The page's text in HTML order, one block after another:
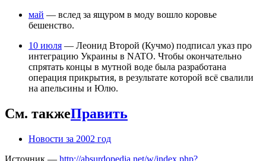
май — вслед за ящуром в моду вошло коровье
бешенство.
10 июля — Леонид Второй (Кучмо) подписал указ про
интеграцию Украины в NATO. Чтобы окончательно
спрятать концы в мутной воде была разработана
операция прикрытия, в результате которой всё свалили
на апельсины и Юлю.
См. такжеПравить
Новости за 2002 год
Источник — http://absurdopedia.net/w/index.php?